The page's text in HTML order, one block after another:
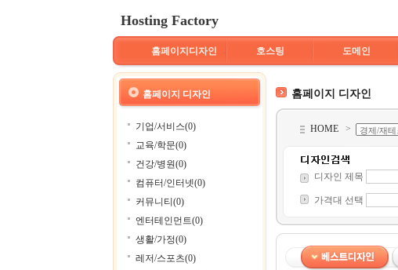
Hosting Factory
홈페이지디자인 호스팅 도메인
홈페이지 디자인
기업/서비스(0)
교육/학문(0)
건강/병원(0)
컴퓨터/인터넷(0)
커뮤니티(0)
엔터테인먼트(0)
생활/가정(0)
레저/스포츠(0)
홈페이지 디자인
HOME >
디자인 제목
가격대 선택